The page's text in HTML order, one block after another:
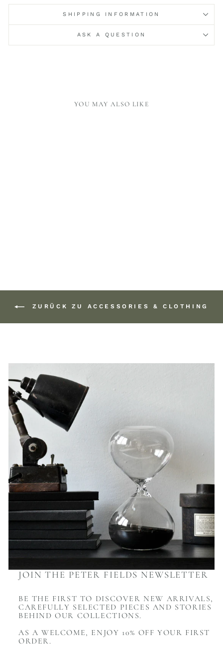
SHIPPING INFORMATION
ASK A QUESTION
YOU MAY ALSO LIKE
ZURÜCK ZU ACCESSORIES & CLOTHING
JOIN THE PETER FIELDS NEWSLETTER
BE THE FIRST TO DISCOVER NEW ARRIVALS,
CAREFULLY SELECTED PIECES AND STORIES
BEHIND OUR COLLECTIONS.
AS A WELCOME, ENJOY 10% OFF YOUR FIRST
ORDER.